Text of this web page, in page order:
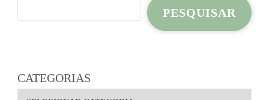
PESQUISAR
CATEGORIAS